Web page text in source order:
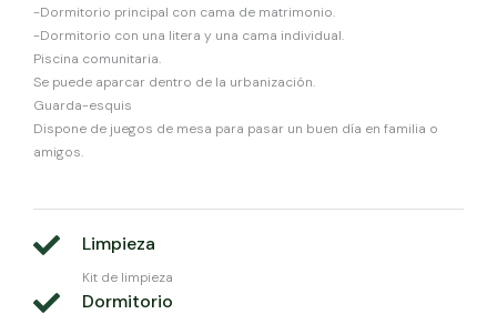
-Dormitorio principal con cama de matrimonio.
-Dormitorio con una litera y una cama individual.
Piscina comunitaria.
Se puede aparcar dentro de la urbanización.
Guarda-esquis
Dispone de juegos de mesa para pasar un buen día en familia o
amigos.
Limpieza
Kit de limpieza
Dormitorio